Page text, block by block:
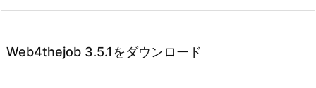
Web4thejob 3.5.1をダウンロード